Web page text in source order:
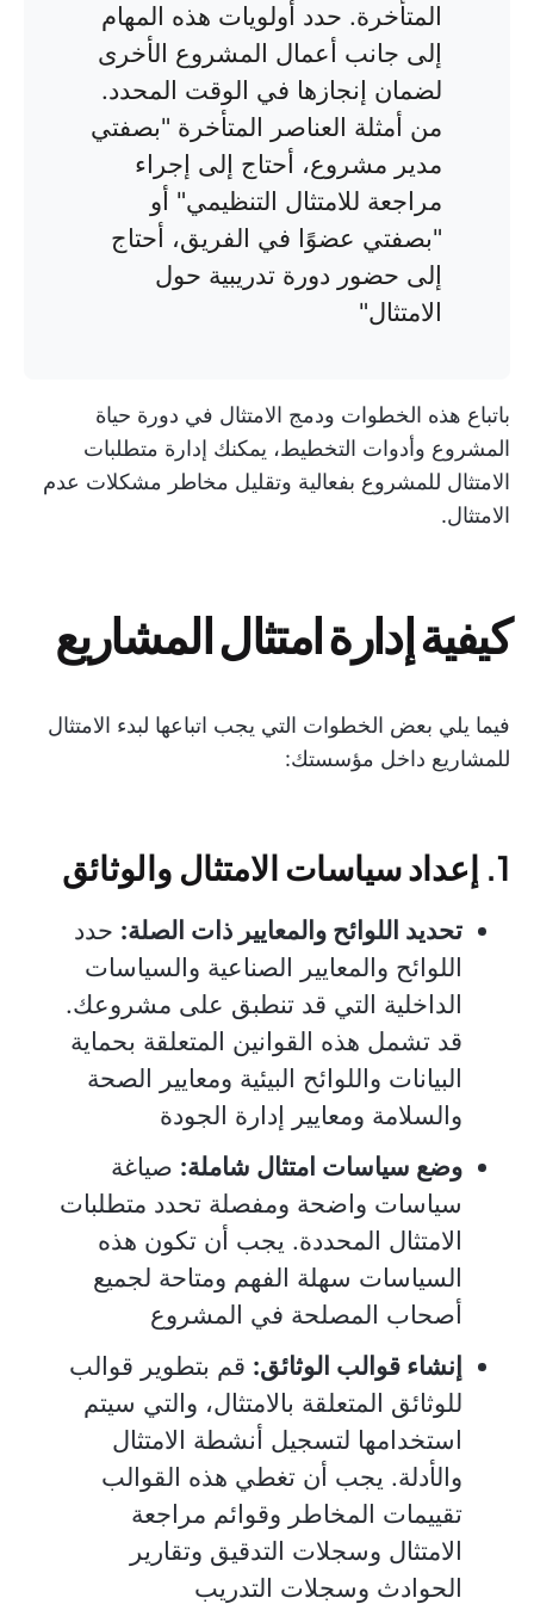
المتأخرة. حدد أولويات هذه المهام
إلى جانب أعمال المشروع الأخرى
لضمان إنجازها في الوقت المحدد.
من أمثلة العناصر المتأخرة "بصفتي
مدير مشروع، أحتاج إلى إجراء
مراجعة للامتثال التنظيمي" أو
"بصفتي عضوًا في الفريق، أحتاج
إلى حضور دورة تدريبية حول
الامتثال"
باتباع هذه الخطوات ودمج الامتثال في دورة حياة
المشروع وأدوات التخطيط، يمكنك إدارة متطلبات
الامتثال للمشروع بفعالية وتقليل مخاطر مشكلات عدم
الامتثال.
كيفية إدارة امتثال المشاريع
فيما يلي بعض الخطوات التي يجب اتباعها لبدء الامتثال
للمشاريع داخل مؤسستك:
1. إعداد سياسات الامتثال والوثائق
تحديد اللوائح والمعايير ذات الصلة: حدد
اللوائح والمعايير الصناعية والسياسات
الداخلية التي قد تنطبق على مشروعك.
قد تشمل هذه القوانين المتعلقة بحماية
البيانات واللوائح البيئية ومعايير الصحة
والسلامة ومعايير إدارة الجودة
وضع سياسات امتثال شاملة: صياغة
سياسات واضحة ومفصلة تحدد متطلبات
الامتثال المحددة. يجب أن تكون هذه
السياسات سهلة الفهم ومتاحة لجميع
أصحاب المصلحة في المشروع
إنشاء قوالب الوثائق: قم بتطوير قوالب
للوثائق المتعلقة بالامتثال، والتي سيتم
استخدامها لتسجيل أنشطة الامتثال
والأدلة. يجب أن تغطي هذه القوالب
تقييمات المخاطر وقوائم مراجعة
الامتثال وسجلات التدقيق وتقارير
الحوادث وسجلات التدريب